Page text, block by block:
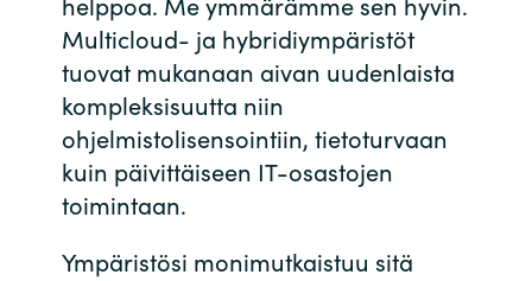
Singapore
Spain
Sri Lanka
Multicloud- ja hybridiympäristöt
tuovat mukanaan aivan uudenlaista
kompleksisuutta niin
ohjelmistolisensointiin, tietoturvaan
kuin päivittäiseen IT-osastojen
toimintaan.
Ympäristösi monimutkaistuu sitä